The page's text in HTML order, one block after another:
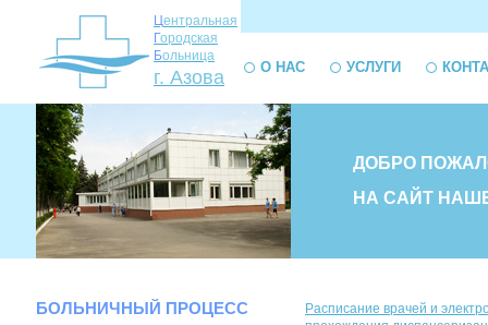
Центральная
Городская
Больница
г. Азова О НАС УСЛУГИ
ДОБРО
НА САЙТ
БОЛЬНИЧНЫЙ ПРОЦЕСС
Расписание врачей и